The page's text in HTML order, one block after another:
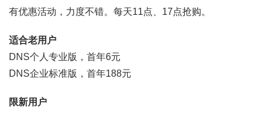
有优惠活动，力度不错。每天11点、17点抢购。
适合老用户
DNS个人专业版，首年6元
DNS企业标准版，首年188元
限新用户